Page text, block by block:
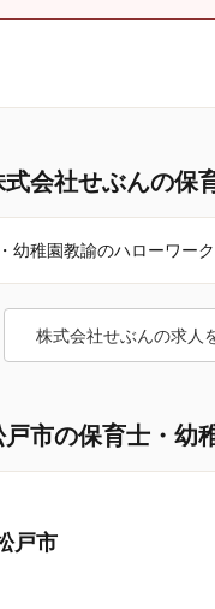
会社せぶんの保
稚園教諭のハローワーク
株式会社せぶんの求人
戸市の保育士・幼
戸市